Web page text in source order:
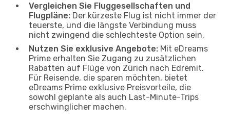
Vergleichen Sie Fluggesellschaften und
Flugpläne: Der kürzeste Flug ist nicht immer der
teuerste, und die längste Verbindung muss
nicht zwingend die schlechteste Option sein.
Nutzen Sie exklusive Angebote: Mit eDreams
Prime erhalten Sie Zugang zu zusätzlichen
Rabatten auf Flüge von Zürich nach Edremit.
Für Reisende, die sparen möchten, bietet
eDreams Prime exklusive Preisvorteile, die
sowohl geplante als auch Last-Minute-Trips
erschwinglicher machen.